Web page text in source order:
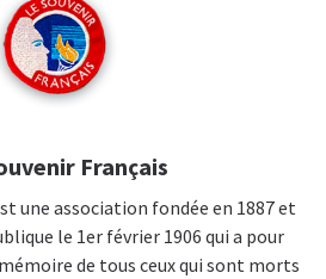
Français
une association fondée en 1887 et
le 1er février 1906 qui a pour
de tous ceux qui sont morts